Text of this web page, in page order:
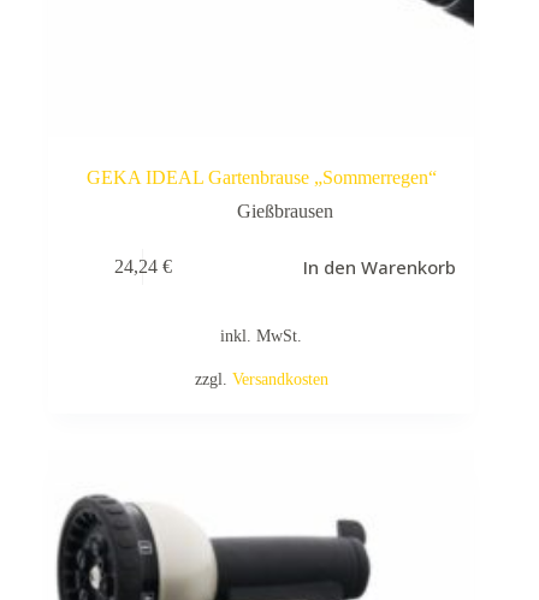
GEKA IDEAL Gartenbrause „Sommerregen“
Gießbrausen
24,24 € In den Warenkorb
inkl. MwSt.
zzgl. Versandkosten